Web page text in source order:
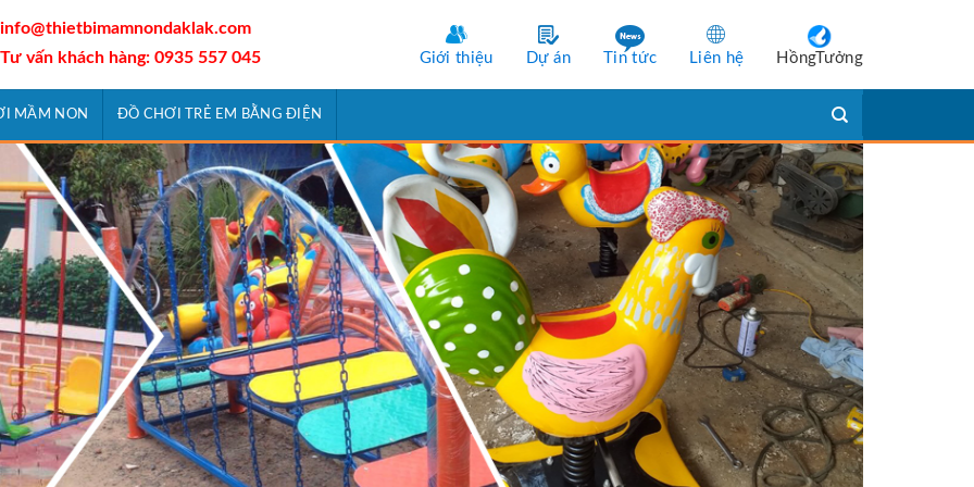
info@thietbimamnondaklak.com
Tư vấn khách hàng: 0935 557 045
Giới thiệu Dự án Tin tức Liên hệ HồngTưởng
MẦM NON ĐỒ CHƠI TRẺ EM BẰNG ĐIỆN